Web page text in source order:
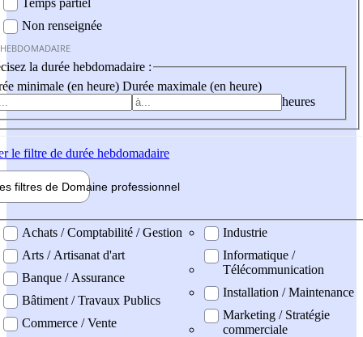
Temps partiel
Non renseignée
la durée hebdomadaire :
minimale (en heure) Durée maximale (en heure)
heures
le filtre de durée hebdomadaire
filtres de Domaine professionnel
professionel
Achats / Comptabilité / Gestion
Arts / Artisanat d'art
Banque / Assurance
Bâtiment / Travaux Publics
Commerce / Vente
Industrie
Informatique /
Télécommunication
Installation / Maintenance
Marketing / Stratégie
commerciale